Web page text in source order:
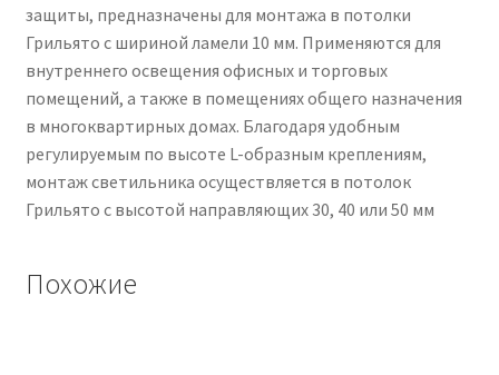
защиты, предназначены для монтажа в потолки
Грильято с шириной ламели 10 мм. Применяются для
внутреннего освещения офисных и торговых
помещений, а также в помещениях общего назначения
в многоквартирных домах. Благодаря удобным
регулируемым по высоте L-образным креплениям,
монтаж светильника осуществляется в потолок
Грильято с высотой направляющих 30, 40 или 50 мм
Похожие